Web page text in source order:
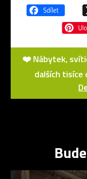
❤️ Nábytek,
dalších tisíce